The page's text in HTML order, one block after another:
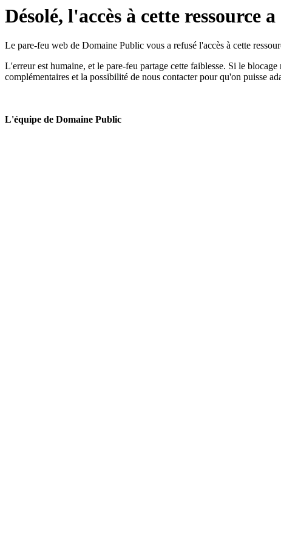
Désolé, l'accès à cette ressource
Le pare-feu web de Domaine Public vous a refusé l'accès à cette
L'erreur est humaine, et le pare-feu partage cette faiblesse. Si le
complémentaires et la possibilité de nous contacter pour qu'on puisse
L'équipe de Domaine Public